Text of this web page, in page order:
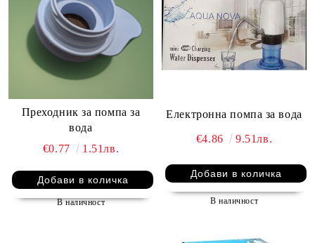
Преходник за помпа за
вода
€0.77
1.51лв.
В наличност
Електронна помпа за вода
€4.86 9.51лв.
В наличност